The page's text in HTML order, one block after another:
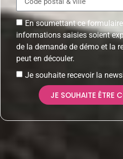
En soumettant ce
informations saisies soient
de la demande de démo et la
peut en découler.
Je souhaite recevoir la
JE SOUHAITE ÊTRE